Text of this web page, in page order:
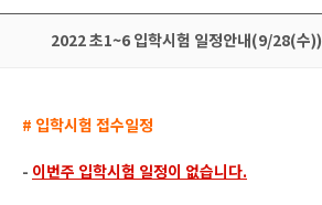
2022 초1~6 입학시험 일정안내(9/28(수))
# 입학시험 접수일정
- 이번주 입학시험 일정이 없습니다.